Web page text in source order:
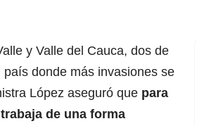
y Valle del Cauca, dos de
país donde más invasiones se
López aseguró que para
de una forma